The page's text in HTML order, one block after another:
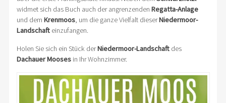
widmet sich das Buch auch der angrenzenden Regatta-Anlage
und dem Krenmoos, um die ganze Vielfalt dieserNiedermoor-
Landschafteinzufangen.
Holen Sie sich ein Stück derNiedermoor-Landschaftdes
Dachauer Moosesin Ihr Wohnzimmer.